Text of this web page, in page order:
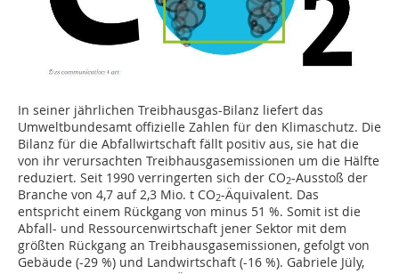
In seiner jährlichen Treibhausgas-Bilanz liefert das
Umweltbundesamt offizielle Zahlen für den Klimaschutz. Die
Bilanz für die Abfallwirtschaft fällt positiv aus, sie hat die
von ihr verursachten Treibhausgasemissionen um die Hälfte
reduziert. Seit 1990 verringerten sich der CO2-Ausstoß der
Branche von 4,7 auf 2,3 Mio. t CO2-Äquivalent. Das
entspricht einem Rückgang von minus 51 %. Somit ist die
Abfall- und Ressourcenwirtschaft jener Sektor mit dem
größten Rückgang an Treibhausgasemissionen, gefolgt von
Gebäude (-29 %) und Landwirtschaft (-16 %). Gabriele Jüly,